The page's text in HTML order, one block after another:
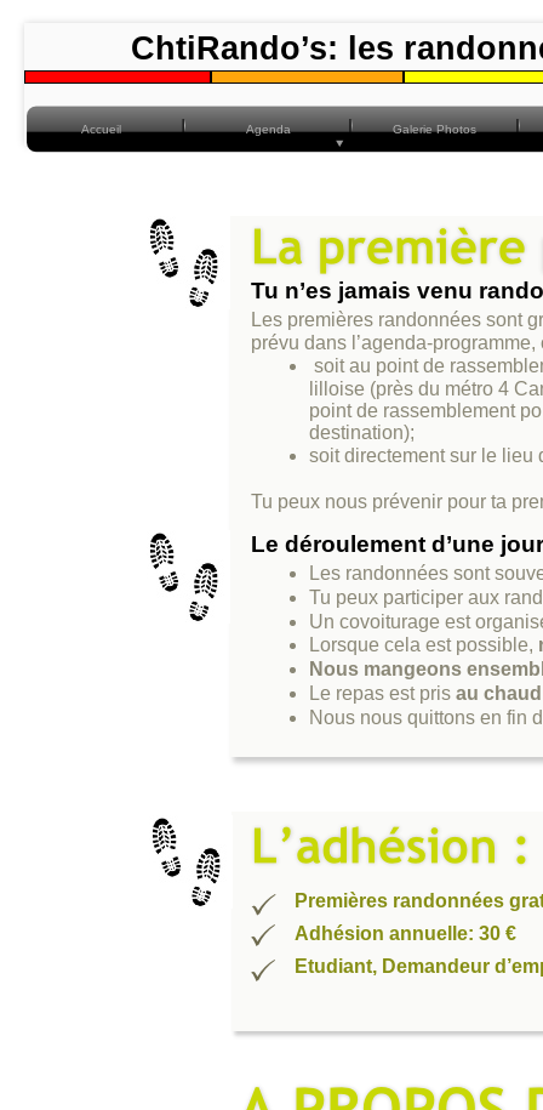
Accueil Agenda Galerie Photos
ChtiRando’s: les
Tu n’es jamais venu
Les premières randonnées sont
prévu dans l’agenda-programme,
soit au point de
lilloise (près du métro 4
point de rassemblement
destination);
soit directement sur le lieu
Tu peux nous prévenir pour ta
Premières randonnées
Adhésion annuelle: 30 €
Etudiant, Demandeur
Le déroulement d’une
Les randonnées sont
Tu peux participer aux
Un covoiturage est
Lorsque cela est possible,
Nous mangeons
Le repas est pris au
Nous nous quittons en fin